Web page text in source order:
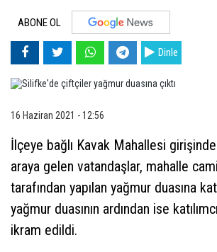
ABONE OL
Dinle
16 Haziran 2021 - 12:56
İlçeye bağlı Kavak Mahallesi
araya gelen vatandaşlar, mahalle
tarafından yapılan yağmur duasına
yağmur duasının ardından ise
ikram edildi.